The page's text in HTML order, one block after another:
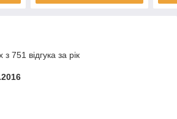
751 відгука за рік